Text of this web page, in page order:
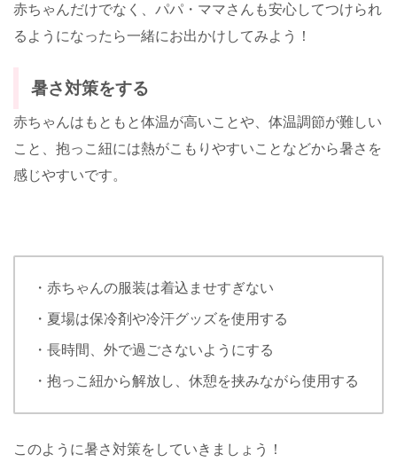
赤ちゃんだけでなく、パパ・ママさんも安心してつけられ
るようになったら一緒にお出かけしてみよう！
暑さ対策をする
赤ちゃんはもともと体温が高いことや、体温調節が難しい
こと、抱っこ紐には熱がこもりやすいことなどから暑さを
感じやすいです。
・赤ちゃんの服装は着込ませすぎない
・夏場は保冷剤や冷汗グッズを使用する
・長時間、外で過ごさないようにする
・抱っこ紐から解放し、休憩を挟みながら使用する
このように暑さ対策をしていきましょう！